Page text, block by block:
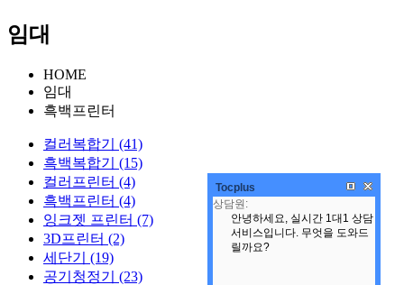
임대
HOME
임대
흑백프린터
컬러복합기 (41)
흑백복합기 (15)
컬러프린터 (4)
흑백프린터 (4)
잉크젯 프린터 (7)
3D프린터 (2)
세단기 (19)
공기청정기 (23)
Tocplus